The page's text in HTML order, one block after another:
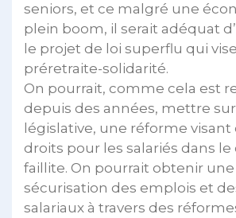
seniors, et ce malgré une
plein boom, il serait adéquat
le projet de loi superflu qui
préretraite-solidarité.
On pourrait, comme cela est
depuis des années, mettre sur
législative, une réforme
droits pour les salariés dans le
faillite. On pourrait obtenir
sécurisation des emplois et
salariaux à travers des